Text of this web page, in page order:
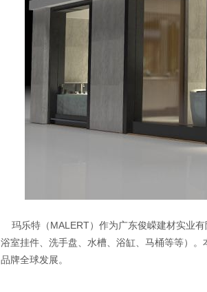
玛乐特（MALERT）作为广东俊嵘建材实业有
浴室挂件、洗手盘、水槽、浴缸、马桶等等）
品牌全球发展。